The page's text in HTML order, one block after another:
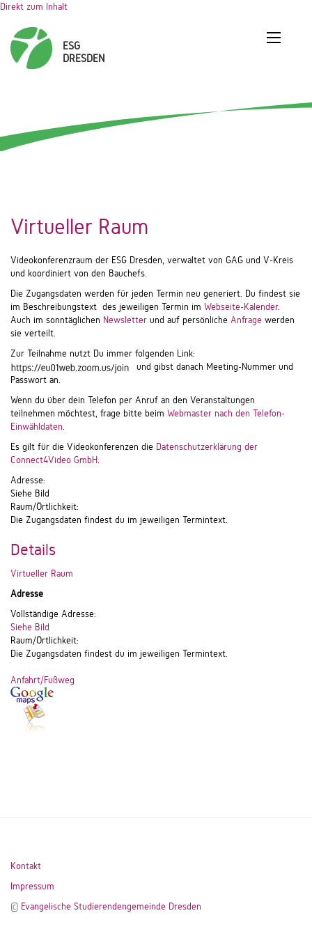
Direkt zum Inhalt
Virtueller Raum
Videokonferenzraum der ESG Dresden, verwaltet von GAG und V-Kreis
und koordiniert von den Bauchefs.
Die Zugangsdaten werden für jeden Termin neu generiert. Du findest sie
im Beschreibungstext des jeweiligen Termin im Webseite-Kalender.
Auch im sonntäglichen Newsletter und auf persönliche Anfrage werden
sie verteilt.
Zur Teilnahme nutzt Du immer folgenden Link:
und gibst danach Meeting-Nummer und
Passwort an.
Wenn du über dein Telefon per Anruf an den Veranstaltungen
teilnehmen möchtest, frage bitte beim Webmaster nach den Telefon-
Einwähldaten.
Es gilt für die Videokonferenzen die Datenschutzerklärung der
Connect4Video GmbH.
Adresse:
Siehe Bild
Raum/Örtlichkeit:
Die Zugangsdaten findest du im jeweiligen Termintext.
Details
Virtueller Raum
Adresse
Vollständige Adresse:
Siehe Bild
Raum/Örtlichkeit:
Die Zugangsdaten findest du im jeweiligen Termintext.
Anfahrt/Fußweg
Kontakt
Impressum
© Evangelische Studierendengemeinde Dresden